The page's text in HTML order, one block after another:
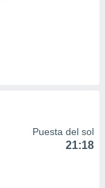
Puesta del sol
21:18